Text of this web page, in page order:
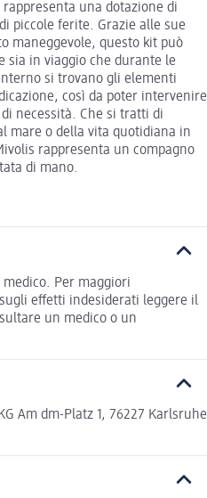
una dotazione di
piccole ferite. Grazie alle sue
maneggevole, questo kit può
sia in viaggio che durante le
si trovano gli elementi
così da poter intervenire
necessità. Che si tratti di
mare o della vita quotidiana in
rappresenta un compagno
di mano.
Per maggiori
effetti indesiderati leggere il
un medico o un
Am dm-Platz 1, 76227 Karlsruhe